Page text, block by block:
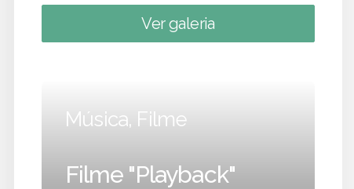
Ver galeria
Música, Filme
Filme "Playback"